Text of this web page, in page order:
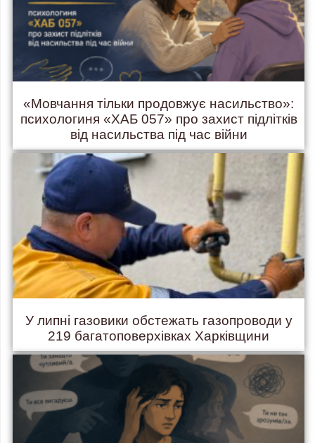
«Мовчання тільки продовжує насильство»:
психологиня «ХАБ 057» про захист підлітків
від насильства під час війни
У липні газовики обстежать газопроводи у
219 багатоповерхівках Харківщини